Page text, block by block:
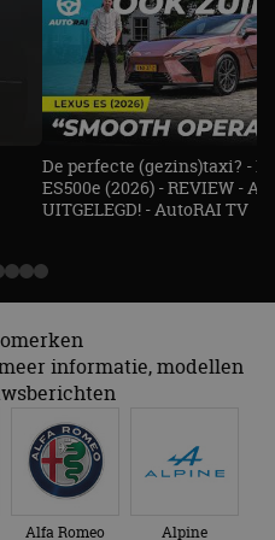
De perfecte (gezins)taxi? -
ES500e (2026) - REVIEW -
UITGELEGD! - AutoRAI TV
informatie, modellen
Alfa Romeo Alpine
adres van
te
essentieel
veiligheid
website
het
bezoekers.
CookieScript
autorai.nl
4 weken 2
dagen
Deze
gebruikt
te werken.
Aanbieder
Domein
.autorai.nl